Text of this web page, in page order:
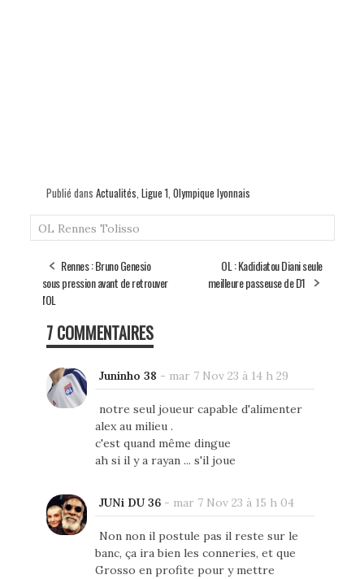
Publié dans Actualités, Ligue 1, Olympique lyonnais
OL Rennes Tolisso
Rennes : Bruno Genesio
sous pression avant de retrouver
l'OL
OL : Kadidiatou Diani seule
meilleure passeuse de D1
7 COMMENTAIRES
Juninho 38 - mar 7 Nov 23 à 14 h 29
notre seul joueur capable d'alimenter
alex au milieu .
c'est quand même dingue
ah si il y a rayan ... s'il joue
JUNi DU 36- mar 7 Nov 23 à 15 h 04
Non non il postule pas il reste sur le
banc, ça ira bien les conneries, et que
Grosso en profite pour y mettre